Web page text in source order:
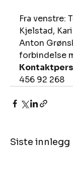
Fra venstre:
Kjelstad,
Anton
forbindelse
456 92 268
Siste innlegg